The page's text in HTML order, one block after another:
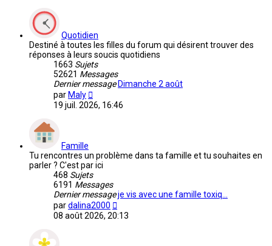
Quotidien
Destiné à toutes les filles du forum qui désirent trouver des
réponses à leurs soucis quotidiens
1663 Sujets
52621 Messages
Dernier messageDimanche 2 août
parMaly
le
dernier
19 juil. 2026, 16:46
Famille
Tu rencontres un problème dans ta famille et tu souhaites en
parler ? C'est par ici
468 Sujets
6191 Messages
Dernier messageje vis avec une famille toxiq…
pardalina2000
le
08 août 2026, 20:13